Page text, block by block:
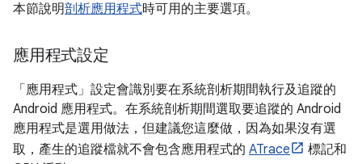
本節說明剖析應用程式時可用的主要選項。
應用程式設定
「應用程式」 設定會識別要在系統剖析期間執行及追蹤的
Android 應用程式。在系統剖析期間選取要追蹤的 Android
應用程式是選用做法，但建議您這麼做，因為如果沒有選
取，產生的追蹤檔就不會包含應用程式的 ATrace
標記和